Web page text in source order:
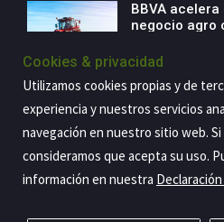
BBVA
negocio agro
países
29-Julio-2026
Copyright@2026
Cookies & privacidad
Utilizamos cookies propias y de
experiencia y nuestros servicios
navegación en nuestro sitio web.
consideramos que acepta su uso.
información en nuestra